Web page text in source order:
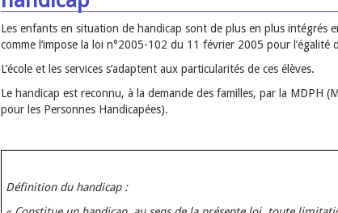
Les enfants en situation de handicap sont de plus en plus intégrés
comme l’impose la loi n°2005-102 du 11 février 2005 pour l’égalité
L’école et les services s’adaptent aux particularités de ces élèves.
Le handicap est reconnu, à la demande des familles, par la MDPH
pour les Personnes Handicapées).
Définition du handicap :